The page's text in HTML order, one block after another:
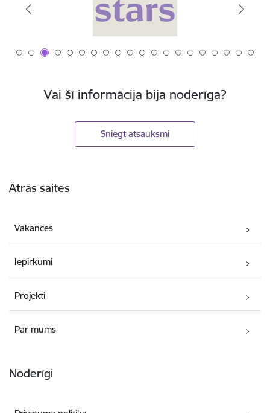
Vai šī informācija bija noderīga?
Sniegt atsauksmi
Ātrās saites
Vakances
Iepirkumi
Projekti
Par mums
Noderīgi